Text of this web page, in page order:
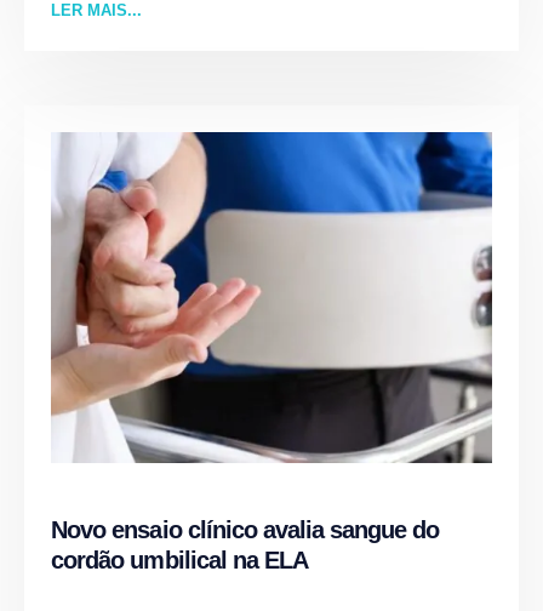
LER MAIS...
Novo ensaio clínico avalia sangue do
cordão umbilical na ELA